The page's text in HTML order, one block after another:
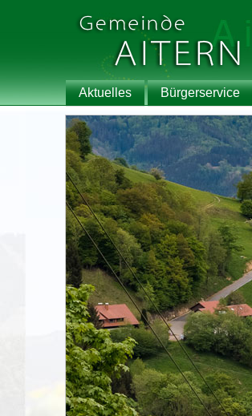
Aktuelles Bürgerservice